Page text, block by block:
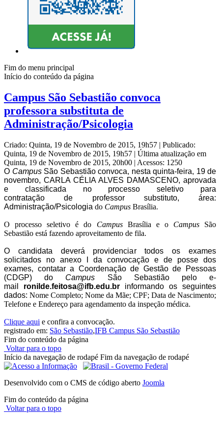
Fim do menu principal
Início do conteúdo da página
Campus São Sebastião convoca
professora substituta de
Administração/Psicologia
Criado: Quinta, 19 de Novembro de 2015, 19h57 | Publicado:
Quinta, 19 de Novembro de 2015, 19h57 | Última atualização em
Quinta, 19 de Novembro de 2015, 20h00 | Acessos: 1250
O CampusSão Sebastião convoca, nesta quinta-feira, 19 de
novembro, CARLA CÉLIA ALVES DAMASCENO, aprovada
e classificada no processo seletivo para
contratação de professor substituto, área:
Administração/Psicologia do Campus Brasília.
O processo seletivo é do CampusBrasília e oCampusSão
Sebastião está fazendo aproveitamento de fila.
O candidata deverá providenciar todos os exames
solicitados no anexo I da convocação e de posse dos
exames, contatar a Coordenação de Gestão de Pessoas
(CDGP) do Campus São Sebastião pelo e-
mail ronilde.feitosa@ifb.edu.br informando os seguintes
dados: Nome Completo; Nome da Mãe; CPF; Data de Nascimento;
Telefone e Endereço para agendamento da inspeção médica.
Clique aqui e confira a convocação.
registrado em: São Sebastião,IFB Campus São Sebastião
Fim do conteúdo da página
Voltar para o topo
Início da navegação de rodapé Fim da navegação de rodapé
Desenvolvido com o CMS de código aberto Joomla
Fim do conteúdo da página
Voltar para o topo